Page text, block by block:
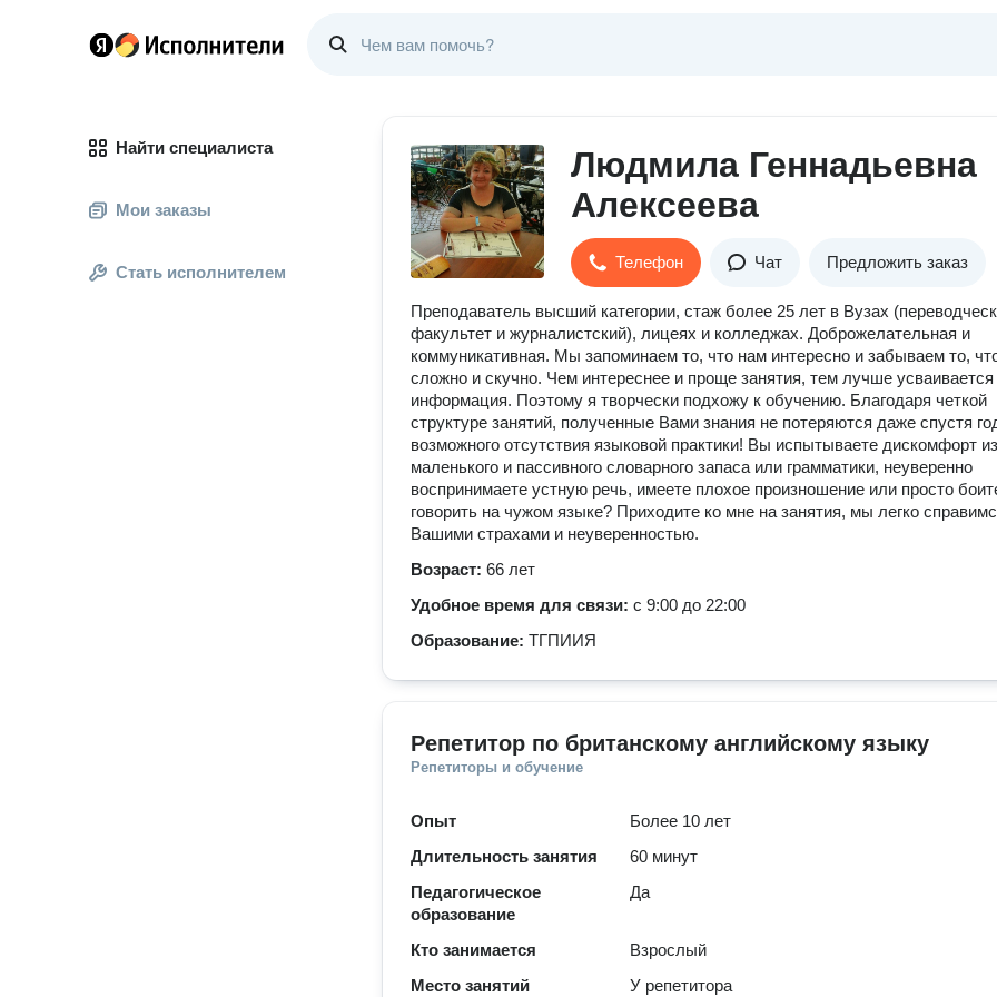
Найти специалиста
Мои заказы
Стать исполнителем
Людмила Геннадьевна
Алексеева
Телефон Чат Предложить заказ
Преподаватель высший категории, стаж более 25 лет в Вузах
факультет и журналистский), лицеях и колледжах. Доброжелательная и
коммуникативная. Мы запоминаем то, что нам интересно и забываем то,
сложно и скучно. Чем интереснее и проще занятия, тем лучше усваивается
информация. Поэтому я творчески подхожу к обучению. Благодаря четкой
структуре занятий, полученные Вами знания не потеряются даже спустя
возможного отсутствия языковой практики! Вы испытываете дискомфорт
маленького и пассивного словарного запаса или грамматики, неуверенно
воспринимаете устную речь, имеете плохое произношение или просто
говорить на чужом языке? Приходите ко мне на занятия, мы легко
Вашими страхами и неуверенностью.
Возраст: 66 лет
Удобное время для связи: с 9:00 до 22:00
Образование: ТГПИИЯ
Репетитор по британскому английскому языку
Репетиторы и обучение
Опыт
Более 10 лет
Длительность занятия
60 минут
Педагогическое
образование
Да
Кто занимается
Взрослый
Место занятий
У репетитора